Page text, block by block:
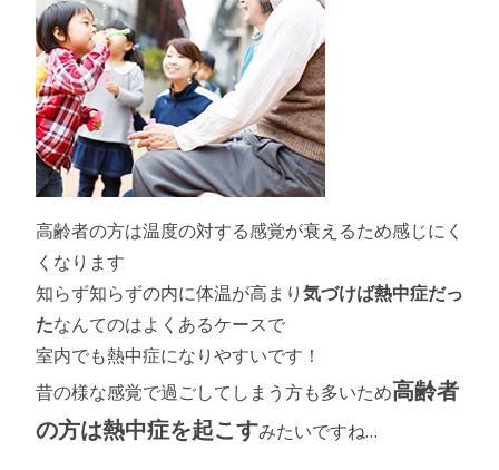
高齢者の方は温度の対する感覚が衰えるため感じにく
くなります
知らず知らずの内に体温が高まり気づけば熱中症だっ
たなんてのはよくあるケースで
室内でも熱中症になりやすいです！
昔の様な感覚で過ごしてしまう方も多いため高齢者
の方は熱中症を起こすみたいですね…